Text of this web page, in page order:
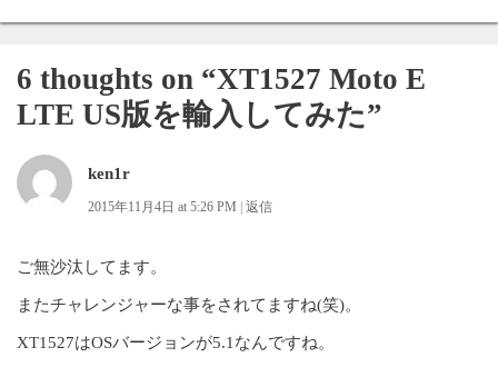
6 thoughts on “XT1527 Moto E
LTE US版を輸入してみた”
ken1r
2015年11月4日 at 5:26 PM 返信
ご無沙汰してます。
またチャレンジャーな事をされてますね(笑)。
XT1527はOSバージョンが5.1なんですね。